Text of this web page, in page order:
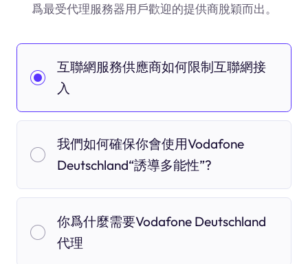
爲最受代理服務器用戶歡迎的提供商脫穎而出。
互聯網服務供應商如何限制互聯網接
入
我們如何確保你會使用Vodafone
Deutschland“誘導多能性”?
你爲什麼需要Vodafone Deutschland
代理